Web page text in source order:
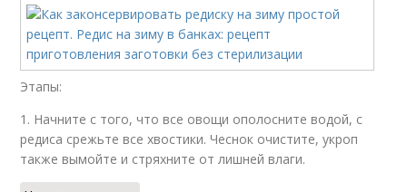
Этапы:
1. Начните с того, что все овощи ополосните водой, с
редиса срежьте все хвостики. Чеснок очистите, укроп
также вымойте и стряхните от лишней влаги.